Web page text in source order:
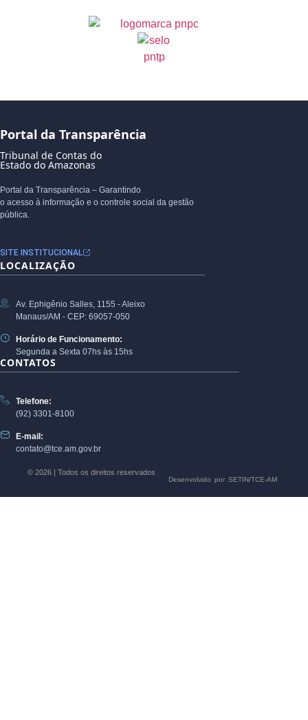
Portal da Transparência
Tribunal de Contas do
Estado do Amazonas
Portal da Transparência – Garantindo
o acesso à informação e o controle social da gestão
pública.
SITE INSTITUCIONAL
LOCALIZAÇÃO
Av. Ephigênio Salles, 1155 - Aleixo
Manaus/AM - CEP: 69057-050
Horário de Funcionamento:
Segunda a Sexta 07hs às 15hs
CONTATOS
Telefone:
(92) 3301-8100
E-mail:
contato@tce.am.gov.br
© 2026 | Todos os direitos reservados
Desenvolvido por SETIN/TCE-AM